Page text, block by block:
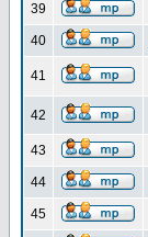
39
40
41
42
43
44
45